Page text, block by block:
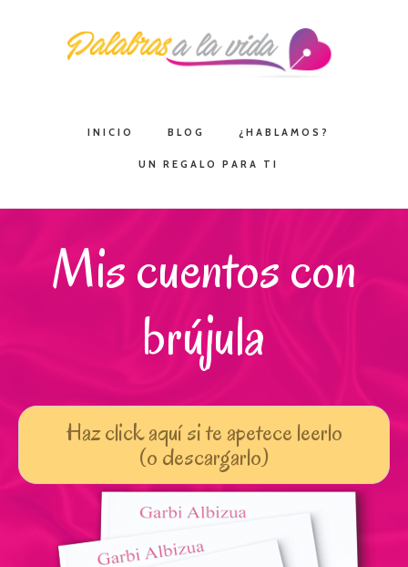
contenido
INICIO BLOG ¿HABLAMOS?
UN REGALO PARA TI
Mis cuentos con
brújula
Haz click aquí si te apetece leerlo
(o descargarlo)